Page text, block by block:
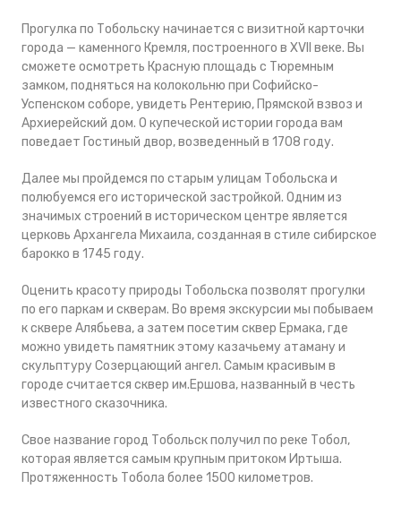
Прогулка по Тобольску начинается с визитной карточки
города — каменного Кремля, построенного в XVII веке. Вы
сможете осмотреть Красную площадь с Тюремным
замком, подняться на колокольню при Софийско-
Успенском соборе, увидеть Рентерию, Прямской взвоз и
Архиерейский дом. О купеческой истории города вам
поведает Гостиный двор, возведенный в 1708 году.
Далее мы пройдемся по старым улицам Тобольска и
полюбуемся его исторической застройкой. Одним из
значимых строений в историческом центре является
церковь Архангела Михаила, созданная в стиле сибирское
барокко в 1745 году.
Оценить красоту природы Тобольска позволят прогулки
по его паркам и скверам. Во время экскурсии мы побываем
к сквере Алябьева, а затем посетим сквер Ермака, где
можно увидеть памятник этому казачьему атаману и
скульптуру Созерцающий ангел. Самым красивым в
городе считается сквер им.Ершова, названный в честь
известного сказочника.
Свое название город Тобольск получил по реке Тобол,
которая является самым крупным притоком Иртыша.
Протяженность Тобола более 1500 километров.